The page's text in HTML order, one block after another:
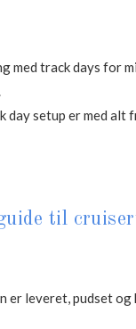
med track days for
day setup er med
til
er leveret, pudset